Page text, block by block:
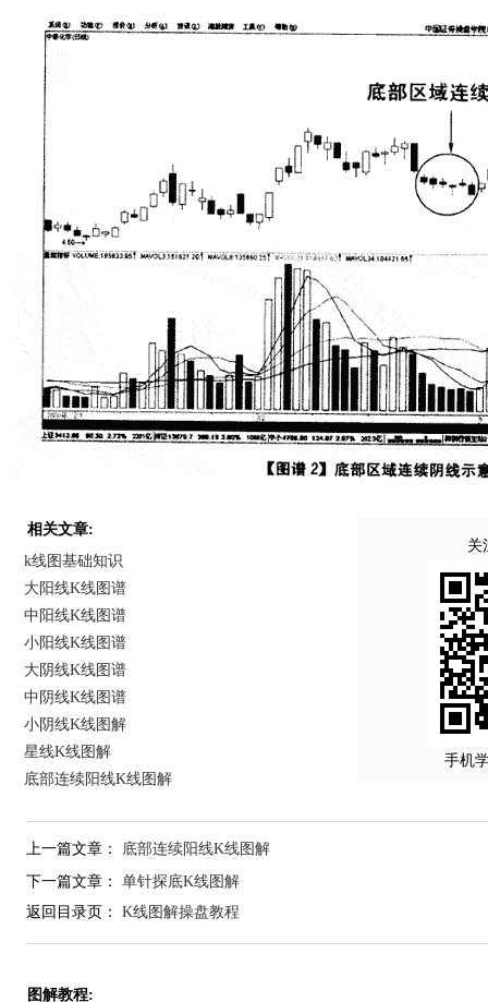
相关文章:
k线图基础知识
大阳线K线图谱
中阳线K线图谱
小阳线K线图谱
大阴线K线图谱
中阴线K线图谱
小阴线K线图解
星线K线图解
底部连续阳线K线图解
关
手机
上一篇文章： 底部连续阳线K线图解
下一篇文章： 单针探底K线图解
返回目录页： K线图解操盘教程
图解教程: